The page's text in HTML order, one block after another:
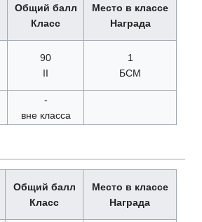
Общий балл
Класс
Место в классе
Награда
90
II
1
БСМ
-
вне класса
Общий балл
Класс
Место в классе
Награда